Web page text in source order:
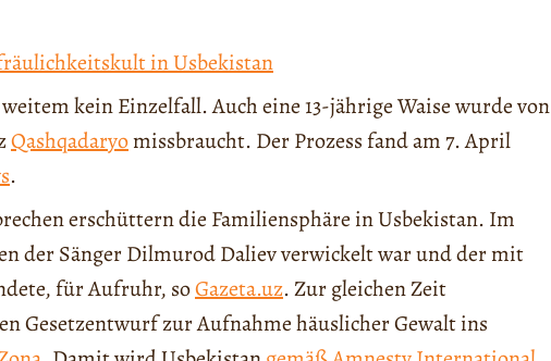
in Usbekistan
kein Einzelfall. Auch eine 13-jährige Waise wurde von
Qashqadaryomissbraucht. Der Prozess fand am 7. April
.
erschüttern die Familiensphäre in Usbekistan. Im
der Sänger Dilmurod Daliev verwickelt war und der mit
für Aufruhr, soGazeta.uz. Zur gleichen Zeit
Gesetzentwurf zur Aufnahme häuslicher Gewalt ins